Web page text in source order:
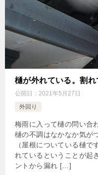
樋が外れている。割れ
公開日： 2021年5月27日
外回り
梅雨に入って樋の問い合
樋の不調はなかなか気が
（屋根についている樋
れているということが起
ントから漏れ […]